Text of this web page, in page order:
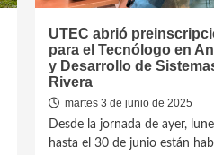
UTEC abrió
para el Tecnólogo en
y Desarrollo de
Rivera
martes 3 de junio de 2025
Desde la jornada de ayer,
hasta el 30 de junio están